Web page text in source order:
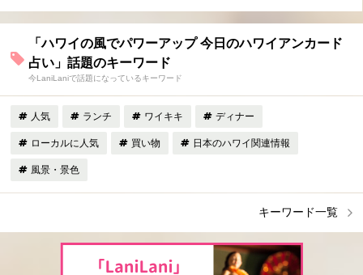
「ハワイの風でパワーアップ 今日のハワイアンカード
占い」話題のキーワード
今LaniLaniで話題になっているキーワード
人気 ランチ ワイキキ ディナー
ローカルに人気 買い物 日本のハワイ関連情報
風景・景色
キーワード一覧